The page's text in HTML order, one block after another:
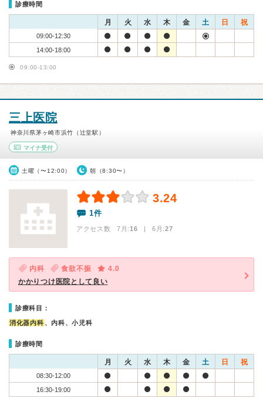
診療時間
月 火 水 木 金 土 日 祝
09:00-12:30
14:00-18:00
09:00-13:00
三上医院
神奈川県茅ヶ崎市浜竹（辻堂駅）
マイナ受付
土曜（〜12:00） 朝（8:30〜）
3.24
1件
アクセス数 7月:16 | 6月:27
内科 食欲不振
4.0
かかりつけ医院として良い
診療科目：
消化器内科 、内科、小児科
診療時間
月 火 水 木 金 土 日 祝
08:30-12:00
16:30-19:00